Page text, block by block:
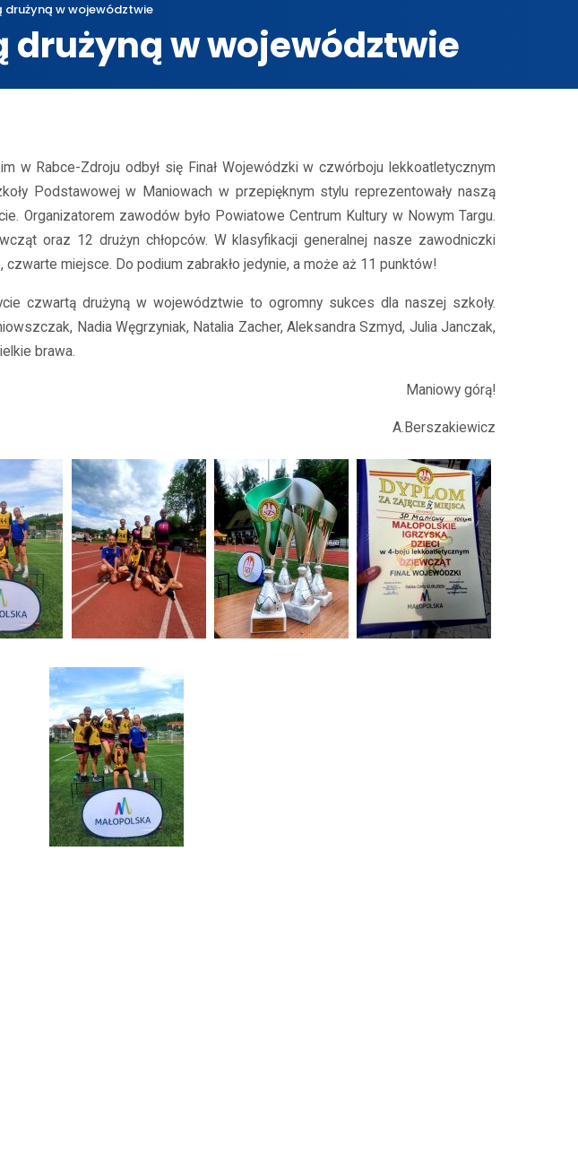
w województwie
drużyną w województwie
w Rabce-Zdroju odbył się Finał Wojewódzki w czwórboju lekkoatletycznym
Podstawowej w Maniowach w przepięknym stylu reprezentowały naszą
Organizatorem zawodów było Powiatowe Centrum Kultury w Nowym Targu.
oraz 12 drużyn chłopców. W klasyfikacji generalnej nasze zawodniczki
czwarte miejsce. Do podium zabrakło jedynie, a może aż 11 punktów!
czwartą drużyną w województwie to ogromny sukces dla naszej szkoły.
Nadia Węgrzyniak, Natalia Zacher, Aleksandra Szmyd, Julia Janczak,
brawa.
Maniowy górą!
A.Berszakiewicz